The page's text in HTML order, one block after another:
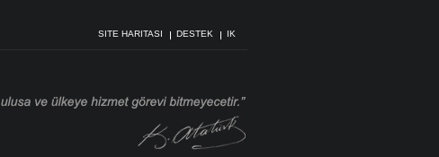
SITE HARITASI DESTEK IK